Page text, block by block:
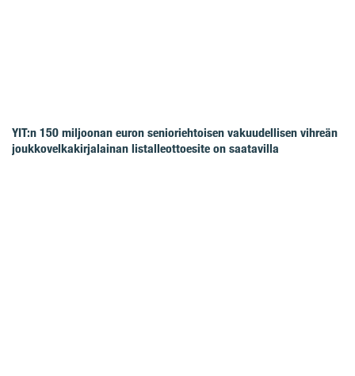
YIT:n 150 miljoonan euron senioriehtoisen vakuudellisen vihreän
joukkovelkakirjalainan listalleottoesite on saatavilla